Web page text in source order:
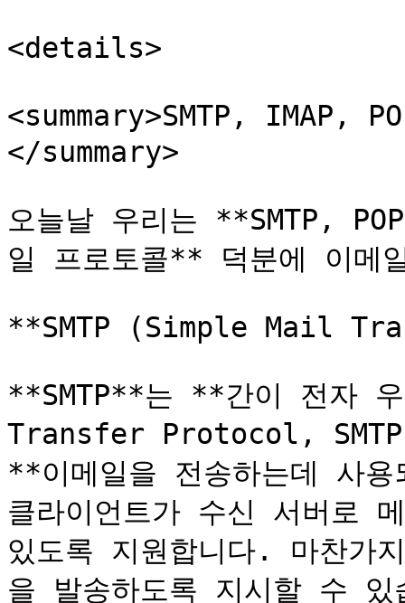
<details>
<summary>SMTP, IMAP,
</summary>
오늘날 우리는 **SMTP,
일 프로토콜** 덕분에 이메
**SMTP (Simple Mail
**SMTP**는 **간이 전자
Transfer Protocol,
**이메일을 전송하는데 사
클라이언트가 수신 서버로
있도록 지원합니다. 마찬가
을 발송하도록 지시할 수 있